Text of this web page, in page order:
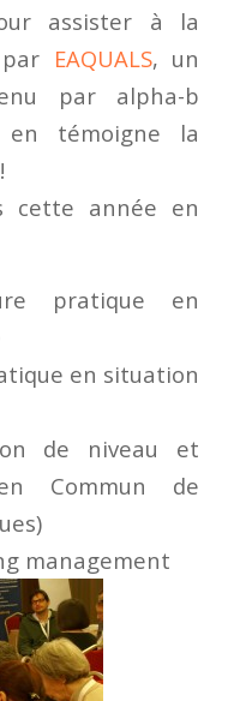
assister à la
EAQUALS, un
par alpha-b
en témoigne la
cette année en
pratique en
en situation
de niveau et
Commun de
management